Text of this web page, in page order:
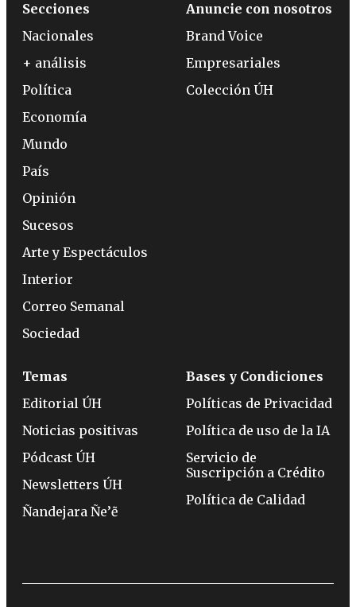
Secciones
Nacionales
+ análisis
Política
Economía
Mundo
País
Opinión
Sucesos
Arte y Espectáculos
Interior
Correo Semanal
Sociedad
Anuncie con nosotros
Brand Voice
Empresariales
Colección ÚH
Temas
Editorial ÚH
Noticias positivas
Pódcast ÚH
Newsletters ÚH
Ñandejara Ñe’ẽ
Bases y Condiciones
Políticas de Privacidad
Política de uso de la IA
Servicio de
Suscripción a Crédito
Política de Calidad